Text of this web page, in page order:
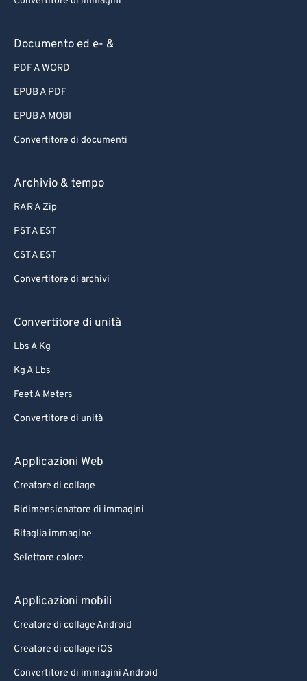
Documento ed e- &
PDF A WORD
EPUB A PDF
EPUB A MOBI
Convertitore di documenti
Archivio & tempo
RAR A Zip
PST A EST
CST A EST
Convertitore di archivi
Convertitore di unità
Lbs A Kg
Kg A Lbs
Feet A Meters
Convertitore di unità
Applicazioni Web
Creatore di collage
Ridimensionatore di immagini
Ritaglia immagine
Selettore colore
Applicazioni mobili
Creatore di collage Android
Creatore di collage iOS
Convertitore di immagini Android